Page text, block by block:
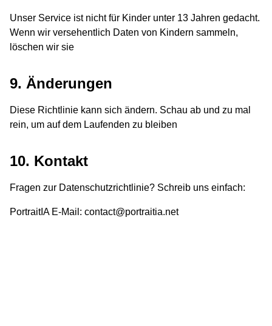
Unser Service ist nicht für Kinder unter 13 Jahren gedacht.
Wenn wir versehentlich Daten von Kindern sammeln,
löschen wir sie
9. Änderungen
Diese Richtlinie kann sich ändern. Schau ab und zu mal
rein, um auf dem Laufenden zu bleiben
10. Kontakt
Fragen zur Datenschutzrichtlinie? Schreib uns einfach:
PortraitIA E-Mail: contact@portraitia.net